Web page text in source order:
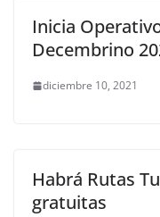
Inicia
Decembrino
diciembre 10, 2021
Habrá Rutas
gratuitas